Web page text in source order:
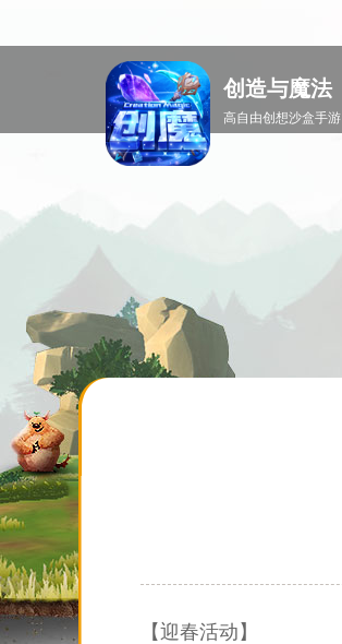
创造与魔法
高自由创想沙盒手游
【迎春活动】